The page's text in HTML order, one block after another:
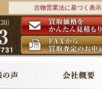
古物営業法に基づく表示